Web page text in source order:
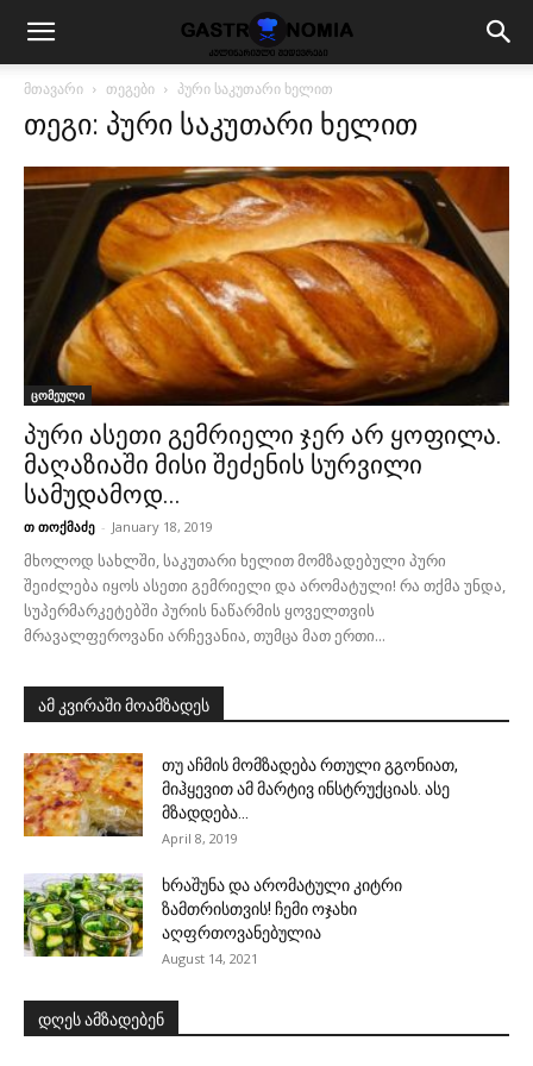
მთავარი თეგები პური საკუთარი ხელით
თეგი: პური საკუთარი ხელით
ცომეული
პური ასეთი გემრიელი ჯერ არ ყოფილა.
მაღაზიაში მისი შეძენის სურვილი
სამუდამოდ...
თ თოქმაძე - January 18, 2019
მხოლოდ სახლში, საკუთარი ხელით მომზადებული პური
შეიძლება იყოს ასეთი გემრიელი და არომატული! რა თქმა უნდა,
სუპერმარკეტებში პურის ნაწარმის ყოველთვის
მრავალფეროვანი არჩევანია, თუმცა მათ ერთი...
ამ კვირაში მოამზადეს
თუ აჩმის მომზადება რთული გგონიათ,
მიჰყევით ამ მარტივ ინსტრუქციას. ასე
მზადდება...
April 8, 2019
ხრაშუნა და არომატული კიტრი
ზამთრისთვის! ჩემი ოჯახი
აღფრთოვანებულია
August 14, 2021
დღეს ამზადებენ